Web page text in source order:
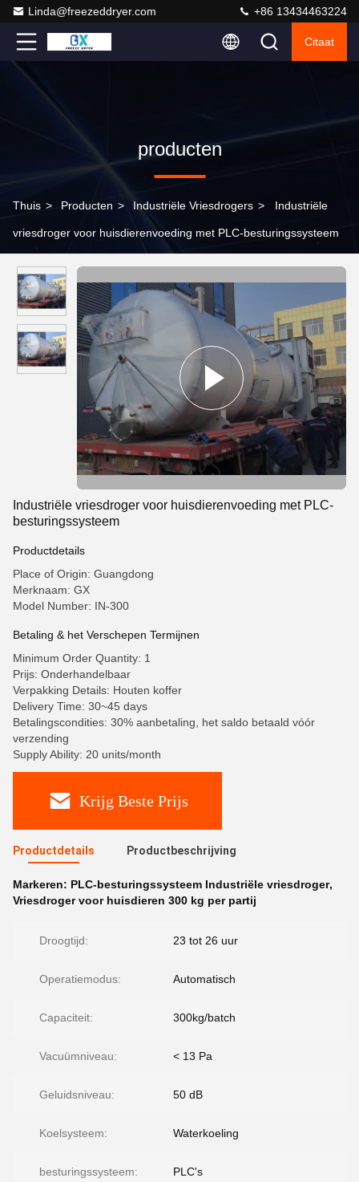
Linda@freezeddryer.com +86 13434463224
Citaat
producten
Thuis > Producten > Industriële Vriesdrogers > Industriële
vriesdroger voor huisdierenvoeding met PLC-besturingssysteem
Industriële vriesdroger voor huisdierenvoeding met PLC-
besturingssysteem
Productdetails
Place of Origin: Guangdong
Merknaam: GX
Model Number: IN-300
Betaling & het Verschepen Termijnen
Minimum Order Quantity: 1
Prijs: Onderhandelbaar
Verpakking Details: Houten koffer
Delivery Time: 30~45 days
Betalingscondities: 30% aanbetaling, het saldo betaald vóór
verzending
Supply Ability: 20 units/month
Krijg Beste Prijs
Productdetails Productbeschrijving
Markeren: PLC-besturingssysteem Industriële vriesdroger,
Vriesdroger voor huisdieren 300 kg per partij
Droogtijd: 23 tot 26 uur
Operatiemodus: Automatisch
Capaciteit: 300kg/batch
Vacuümniveau: < 13 Pa
Geluidsniveau: 50 dB
Koelsysteem: Waterkoeling
besturingssysteem: PLC's